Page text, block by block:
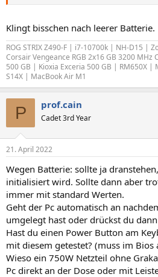
Klingt bisschen nach leerer Batterie.
ROG STRIX Z490-F | i7-10700k | NH-D15 |
Corsair Vengeance RGB 2x16 GB 3200 MHz
500 GB | Kioxia Exceria 500 GB | RM650X |
S14X | MacBook Air M1
P prof.cain
Cadet 3rd Year
21. April 2022
Wegen Batterie: sollte ja
initialisiert wird. Sollte dann aber
immer mit standard Werten.
Geht der Pc automatisch an
umgelegt hast oder drückst du
Hast du einen Power Button am
mit diesem getestet? (muss im Bios
Wieso ein 750W Netzteil ohne
Pc direkt an der Dose oder mit